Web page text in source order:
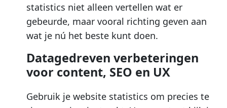
statistics niet alleen vertellen wat er
gebeurde, maar vooral richting geven aan
wat je nú het beste kunt doen.
Datagedreven verbeteringen
voor content, SEO en UX
Gebruik je website statistics om precies te